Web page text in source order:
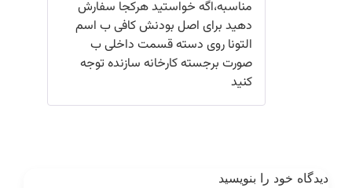
مناسبه،اگه خواستید هرکجا سفارش
دهید برای اصل بودنش کافی ب اسم
التونا روی دسته قسمت داخلی ب
صورت برجسته کارخانه سازنده توجه
خود را بنویسید